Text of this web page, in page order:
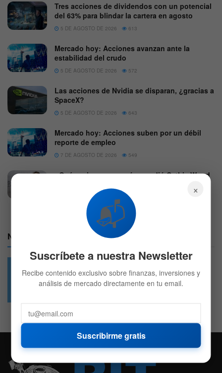
Tres acciones de dividendos con un potencial
del 63% para blindar la cartera en agosto
5 DE AGOSTO DE 2026 613
Mercado hoy: Acciones avanzan ante la
estabilidad del crudo
5 DE AGOSTO DE 2026 572
Las acciones de Nvidia se disparan, ¿gracias a
SpaceX?
5 DE AGOSTO DE 2026 643
Mercado hoy: Acciones suben por un débil
reporte de empleo
7 DE AGOSTO DE 2026 549
¿Qué acciones compró y vendió Cathie Wood
6 DE AGOSTO DE 2026 679
Nuestras Redes:
49.6k 4.7k
×
📬
Suscríbete a nuestra Newsletter
Recibe contenido exclusivo sobre finanzas, inversiones y
análisis de mercado directamente en tu email.
Suscribirme gratis